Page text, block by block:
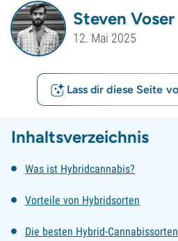
Steven Voser
12. Mai 2025
Lass dir diese Seite
Inhaltsverzeichnis
Was ist Hybridcannabis?
Vorteile von Hybridsorten
Die besten Hybrid-Cannabissorten